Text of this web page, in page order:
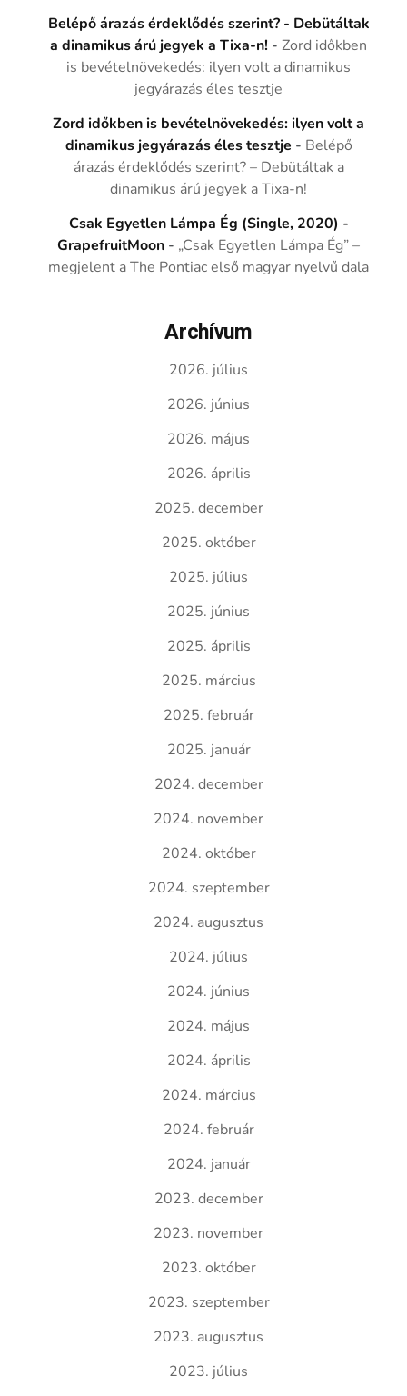
Belépő árazás érdeklődés szerint? - Debütáltak
a dinamikus árú jegyek a Tixa-n! -Zord időkben
is bevételnövekedés: ilyen volt a dinamikus
jegyárazás éles tesztje
Zord időkben is bevételnövekedés: ilyen volt a
dinamikus jegyárazás éles tesztje - Belépő
árazás érdeklődés szerint? – Debütáltak a
dinamikus árú jegyek a Tixa-n!
Csak Egyetlen Lámpa Ég (Single, 2020) -
GrapefruitMoon - „Csak Egyetlen Lámpa Ég” –
megjelent a The Pontiac első magyar nyelvű dala
Archívum
2026. július
2026. június
2026. május
2026. április
2025. december
2025. október
2025. július
2025. június
2025. április
2025. március
2025. február
2025. január
2024. december
2024. november
2024. október
2024. szeptember
2024. augusztus
2024. július
2024. június
2024. május
2024. április
2024. március
2024. február
2024. január
2023. december
2023. november
2023. október
2023. szeptember
2023. augusztus
2023. július